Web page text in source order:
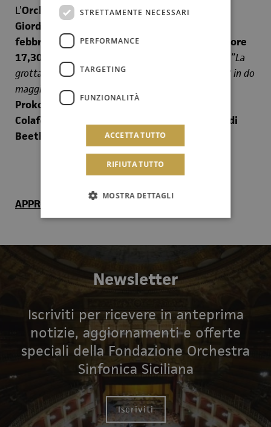
L’Orchestra Sinfonica Siciliana, diretta da
Giordano Bellincampi
febbraio alle ore 21esabato 29 febbraio alle ore
17,30
Ouverture op.26 ”La
grotta di Fingal ” diMendelssohn,
Concerto n.3 in do
maggiore op.26 per pianoforte e orchestra
Prokof’evcon solista il pianista
Colafelice
di
Beethoven
APPROFONDISCI
Newsletter
Iscriviti per ricevere in anteprima
notizie, aggiornamenti e offerte
speciali della Fondazione Orchestra
Sinfonica Siciliana
Iscriviti
STRETTAMENTE NECESSARI
PERFORMANCE
TARGETING
FUNZIONALITÀ
ACCETTA TUTTO
RIFIUTA TUTTO
MOSTRA DETTAGLI